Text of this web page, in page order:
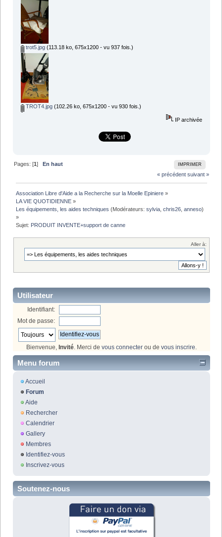
trot5.jpg(113.18 ko, 675x1200 - vu 937 fois.)
TROT4.jpg(102.26 ko, 675x1200 - vu 930 fois.)
IP archivée
IMPRIMER
Pages: [1]En haut
« précédent suivant »
Association Libre d'Aide a la Recherche sur la Moelle Epiniere »
LA VIE QUOTIDIENNE »
Les équipements, les aides techniques (Modérateurs:sylvia ,chris26 ,anneso)
»
Sujet: PRODUIT INVENTE+support de canne
Aller à:
Utilisateur
Identifiant:
Mot de passe:
Bienvenue, Invité . Merci de vous connecter ou de vous inscrire
Menu forum
Accueil
Forum
Aide
Rechercher
Calendrier
Gallery
Membres
Identifiez-vous
Inscrivez-vous
Soutenez-nous